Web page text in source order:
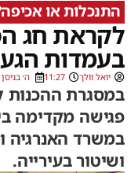
התנכלות או
לקראת חג
בעמדות
יואל וולך 11:27 ה׳ בניסן
במסגרת ההכנות
פגישה מקדימה
במשרד האנרגיה
ושיטור בעירייה.